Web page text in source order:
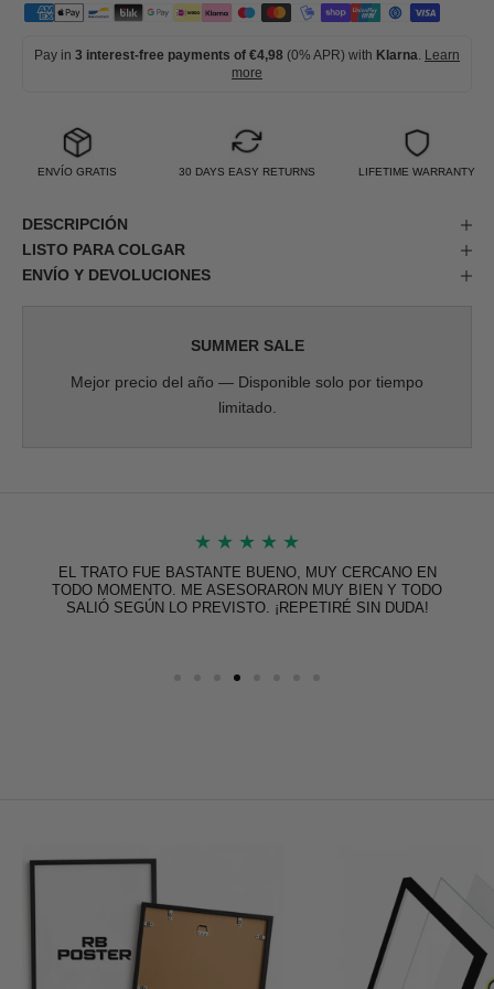
Pay in 3 interest-free payments of €4,98 (0% APR) with Klarna. Learn
more
ENVÍO GRATIS 30 DAYS EASY RETURNS LIFETIME WARRANTY
DESCRIPCIÓN
LISTO PARA COLGAR
ENVÍO Y DEVOLUCIONES
SUMMER SALE
Mejor precio del año — Disponible solo por tiempo
limitado.
★ ★ ★ ★ ★
EL TRATO FUE BASTANTE BUENO, MUY CERCANO EN
TODO MOMENTO. ME ASESORARON MUY BIEN Y TODO
SALIÓ SEGÚN LO PREVISTO. ¡REPETIRÉ SIN DUDA!